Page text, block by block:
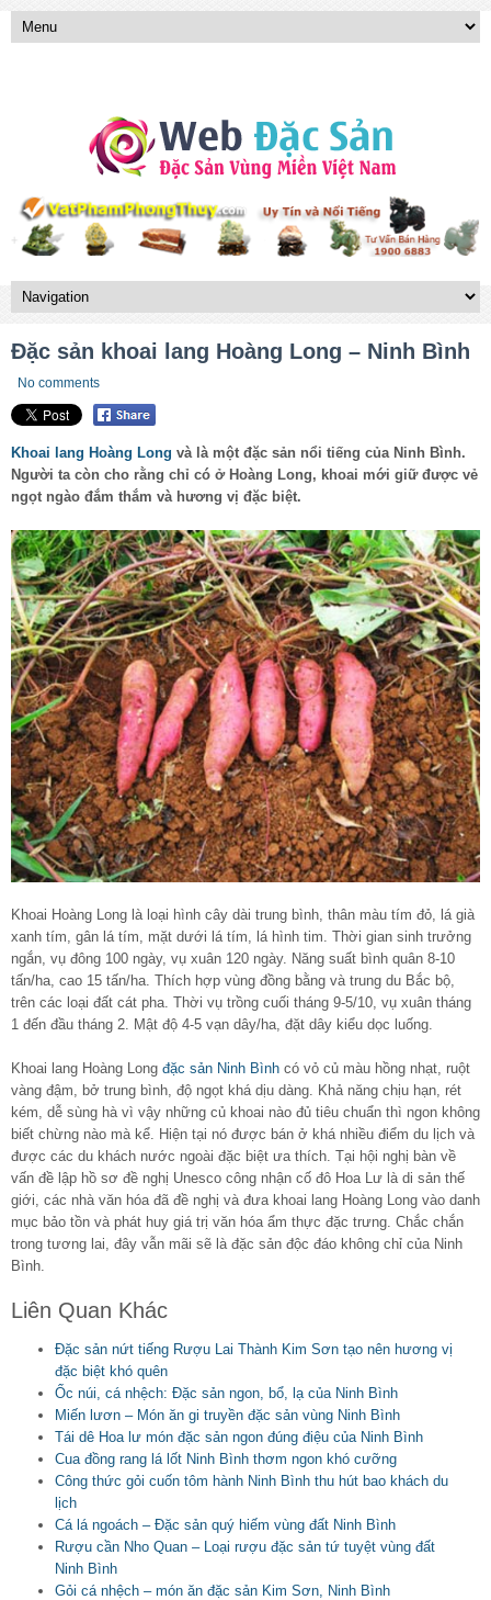
Đặc sản khoai lang Hoàng Long – Ninh Bình
No comments
Khoai lang Hoàng Long và là một đặc sản nổi tiếng của Ninh Bình.
Người ta còn cho rằng chỉ có ở Hoàng Long, khoai mới giữ được vẻ
ngọt ngào đắm thắm và hương vị đặc biệt.
Khoai Hoàng Long là loại hình cây dài trung bình, thân màu tím đỏ, lá già
xanh tím, gân lá tím, mặt d­ưới lá tím, lá hình tim. Thời gian sinh trư­ởng
ngắn, vụ đông 100 ngày, vụ xuân 120 ngày. Năng suất bình quân 8-10
tấn/ha, cao 15 tấn/ha. Thích hợp vùng đồng bằng và trung du Bắc bộ,
trên các loại đất cát pha. Thời vụ trồng cuối tháng 9-5/10, vụ xuân tháng
1 đến đầu tháng 2. Mật độ 4-5 vạn dây/ha, đặt dây kiểu dọc luống.
Khoai lang Hoàng Long đặc sản Ninh Bình có vỏ củ màu hồng nhạt, ruột
vàng đậm, bở trung bình, độ ngọt khá dịu dàng. Khả năng chịu hạn, rét
kém, dễ sùng hà vì vậy những củ khoai nào đủ tiêu chuẩn thì ngon không
biết chừng nào mà kể. Hiện tại nó được bán ở khá nhiều điểm du lịch và
được các du khách nước ngoài đặc biệt ưa thích. Tại hội nghị bàn về
vấn đề lập hồ sơ đề nghị Unesco công nhận cố đô Hoa Lư là di sản thế
giới, các nhà văn hóa đã đề nghị và đưa khoai lang Hoàng Long vào danh
mục bảo tồn và phát huy giá trị văn hóa ẩm thực đặc trưng. Chắc chắn
trong tương lai, đây vẫn mãi sẽ là đặc sản độc đáo không chỉ của Ninh
Bình.
Liên Quan Khác
Đặc sản nứt tiếng Rượu Lai Thành Kim Sơn tạo nên hương vị
đặc biệt khó quên
Ốc núi, cá nhệch: Đặc sản ngon, bổ, lạ của Ninh Bình
Miến lươn – Món ăn gi truyền đặc sản vùng Ninh Bình
Tái dê Hoa lư món đặc sản ngon đúng điệu của Ninh Bình
Cua đồng rang lá lốt Ninh Bình thơm ngon khó cưỡng
Công thức gỏi cuốn tôm hành Ninh Bình thu hút bao khách du
lịch
Cá lá ngoách – Đặc sản quý hiếm vùng đất Ninh Bình
Rượu cần Nho Quan – Loại rượu đặc sản tứ tuyệt vùng đất
Ninh Bình
Gỏi cá nhệch – món ăn đặc sản Kim Sơn, Ninh Bình